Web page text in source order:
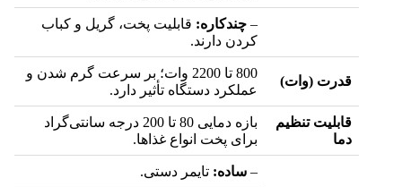
– چندکاره: قابلیت پخت، گریل و کباب
کردن دارند.
قدرت (وات)
800 تا 2200 وات؛ بر سرعت گرم شدن و
عملکرد دستگاه تأثیر دارد.
قابلیت تنظیم
دما
بازه دمایی 80 تا 200 درجه سانتی‌گراد
برای پخت انواع غذاها.
– ساده: تایمر دستی.